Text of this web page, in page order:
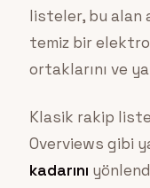
listeler, bu alan
temiz bir
ortaklarını ve
Klasik rakip
Overviews gibi
kadarını